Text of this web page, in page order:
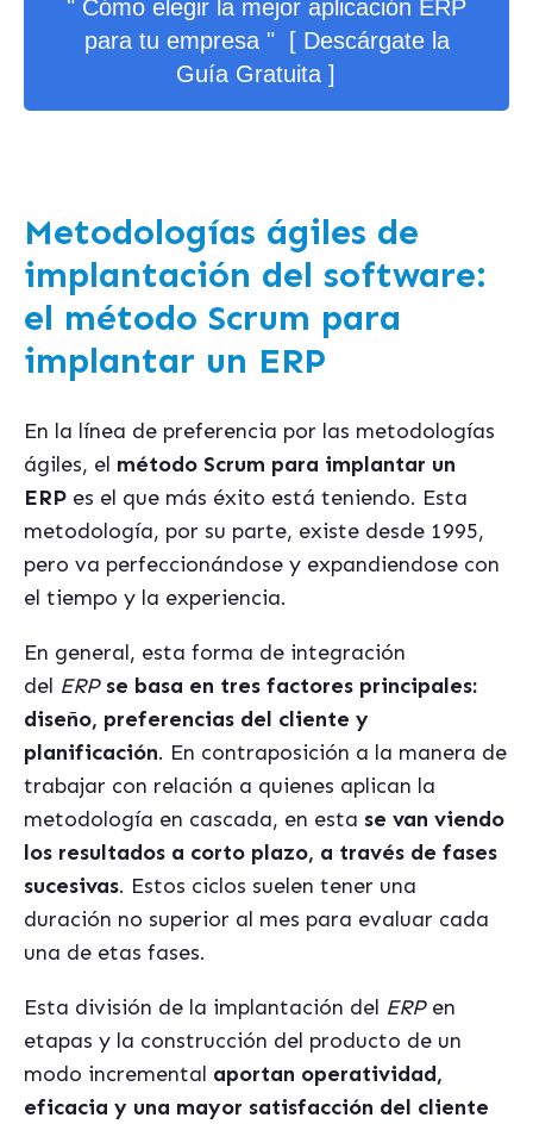
" Cómo elegir la mejor aplicación ERP
para tu empresa " [ Descárgate la
Guía Gratuita ]
Metodologías ágiles de
implantación del software:
el método Scrum para
implantar un ERP
En la línea de preferencia por las metodologías
ágiles, el método Scrum para implantar un
ERP es el que más éxito está teniendo. Esta
metodología, por su parte, existe desde 1995,
pero va perfeccionándose y expandiendose con
el tiempo y la experiencia.
En general, esta forma de integración
del ERP se basa en tres factores principales:
diseño, preferencias del cliente y
planificación. En contraposición a la manera de
trabajar con relación a quienes aplican la
metodología en cascada, en esta se van viendo
los resultados a corto plazo, a través de fases
sucesivas. Estos ciclos suelen tener una
duración no superior al mes para evaluar cada
una de etas fases.
Esta división de la implantación del ERP en
etapas y la construcción del producto de un
modo incremental aportan operatividad,
eficacia y una mayor satisfacción del cliente